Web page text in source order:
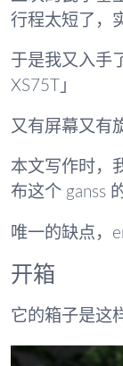
行程太短了，
于是我又入手
XS75T」
又有屏幕又有
本文写作时，
布这个 ganss
唯一的缺点，
开箱
它的箱子是这